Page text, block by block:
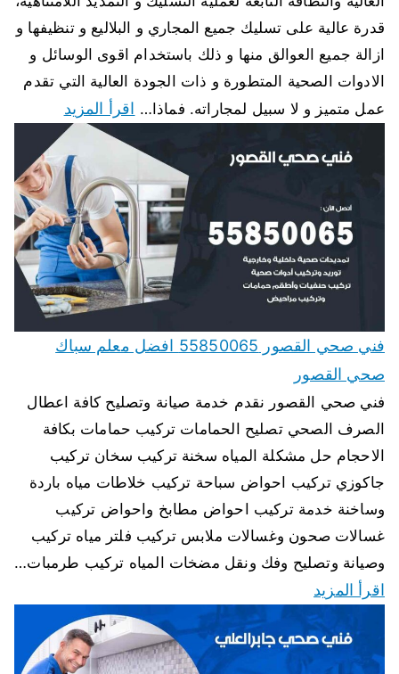
قدرة عالية على تسليك جميع المجاري و البلاليع و تنظيفها و
ازالة جميع العوالق منها و ذلك باستخدام اقوى الوسائل و
الادوات الصحية المتطورة و ذات الجودة العالية التي تقدم
عمل متميز و لا سبيل لمجاراته. فماذا… اقرأ المزيد
فني صحي القصور 55850065 افضل معلم سباك
صحي القصور
فني صحي القصور نقدم خدمة صيانة وتصليح كافة اعطال
الصرف الصحي تصليح الحمامات تركيب حمامات بكافة
الاحجام حل مشكلة المياه سخنة تركيب سخان تركيب
جاكوزي تركيب احواض سباحة تركيب خلاطات مياه باردة
وساخنة خدمة تركيب احواض مطابخ واحواض تركيب
غسالات صحون وغسالات ملابس تركيب فلتر مياه تركيب
وصيانة وتصليح وفك ونقل مضخات المياه تركيب طرمبات…
اقرأ المزيد